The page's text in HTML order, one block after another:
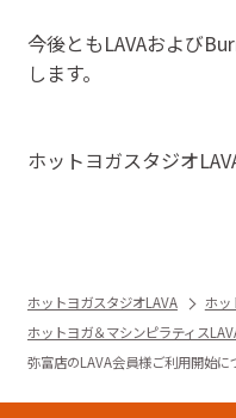
今後ともLAVAおよび
します。
ホットヨガスタジオ
ホットヨガスタジオLAVA ホッ
ホットヨガ＆マシンピラティス
弥富店のLAVA会員様ご利用開始に